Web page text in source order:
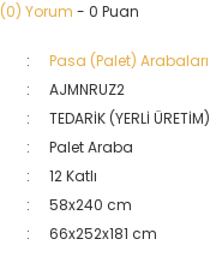
(0) Yorum - 0 Puan
Pasa (Palet) Arabaları
AJMNRUZ2
TEDARİK (YERLİ ÜRETİM)
Palet Araba
12 Katlı
58x240 cm
66x252x181 cm